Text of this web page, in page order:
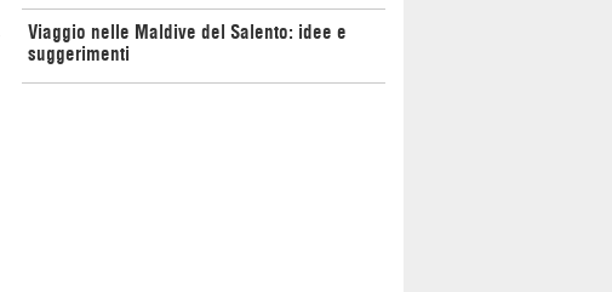
Viaggio nelle Maldive del Salento: idee e
suggerimenti